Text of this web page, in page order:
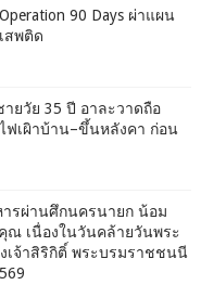
90 Days ผ่าแผน
สพติด
ยวัย 35 ปี อาละวาดถือ
ฟเผิาบ้าน–ขึ้นหลังคา ก่อน
รผ่านศึกนครนายก น้อม
ณ เนื่องในวันคล้ายวันพระ
เจ้าสิริกิติ์ พระบรมราชชนนี